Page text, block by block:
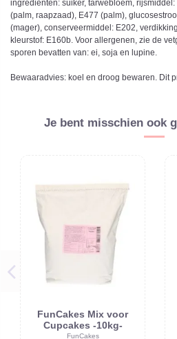
ingrediënten: suiker, tarwebloem,
(palm, raapzaad), E477 (palm),
(mager), conserveermiddel: E202,
kleurstof: E160b. Voor allergenen, zie de
sporen bevatten van: ei, soja en lupine.
Bewaaradvies: koel en droog bewaren. Dit
Je bent misschien ook
FunCakes Mix voor
Cupcakes -10kg-
FunCakes